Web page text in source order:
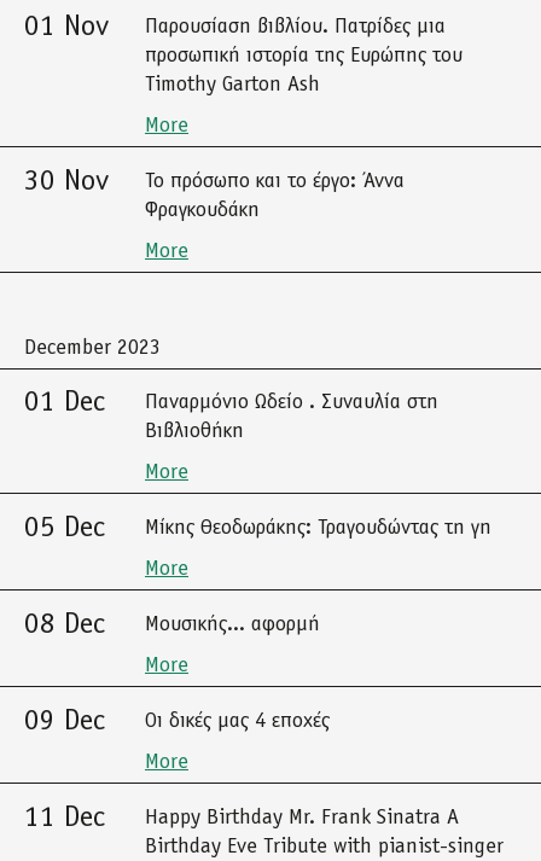
01 Nov
Παρουσίαση βιβλίου. Πατρίδες μια
προσωπική ιστορία της Ευρώπης του
Timothy Garton Ash
More
30 Nov
Το πρόσωπο και το έργο: Άννα
Φραγκουδάκη
More
December 2023
01 Dec
Παναρμόνιο Ωδείο . Συναυλία στη
Βιβλιοθήκη
More
05 Dec
Μίκης Θεοδωράκης: Τραγουδώντας τη γη
More
08 Dec
Μουσικής... αφορμή
More
09 Dec
Οι δικές μας 4 εποχές
More
11 Dec
Happy Birthday Mr. Frank Sinatra A
Birthday Eve Tribute with pianist-singer